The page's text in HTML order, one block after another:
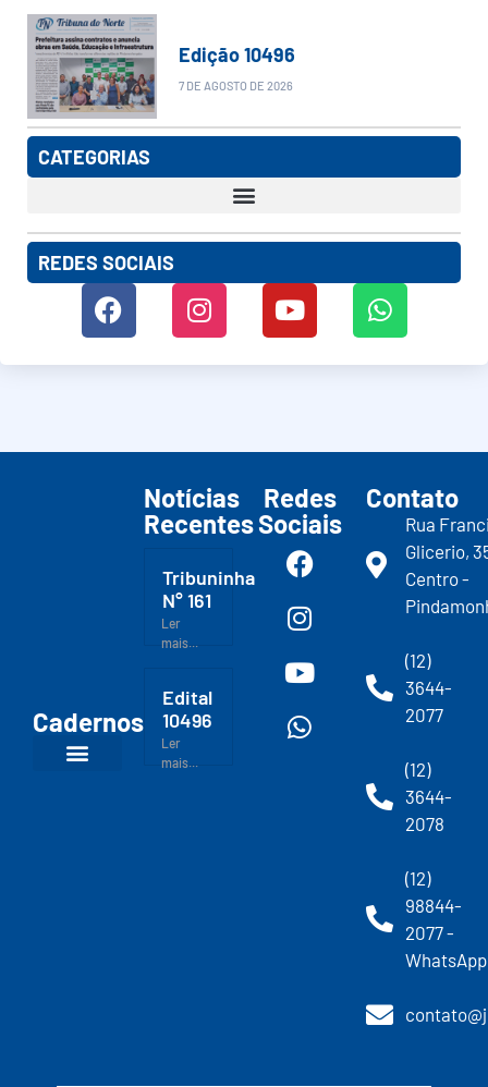
Edição 10496
7 DE AGOSTO DE 2026
CATEGORIAS
REDES SOCIAIS
Cadernos
Notícias
Recentes
Tribuninha
N° 161
Ler
mais...
Edital
10496
Ler
mais...
Redes
Sociais
Contato
Rua
Glicerio,
Centro -
(12)
3644-
2077
(12)
3644-
2078
(12)
98844-
2077 -
WhatsApp